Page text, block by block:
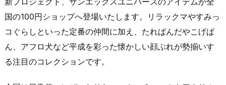
国の100円ショップへ登場いたします。リラックマやすみっ
コぐらしといった定番の仲間に加え、たれぱんだやこげぱ
ん、アフロ犬など平成を彩った懐かしい顔ぶれが勢揃いす
る注目のコレクションです。